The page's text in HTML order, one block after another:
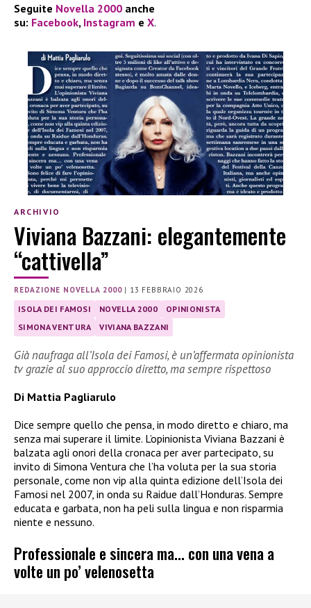
Seguite Novella 2000 anche
su: Facebook, Instagram e X.
ARCHIVIO
Viviana Bazzani: elegantemente
“cattivella”
REDAZIONE NOVELLA 2000| 13 FEBBRAIO 2026
ISOLA DEI FAMOSI NOVELLA 2000
OPINIONISTA
SIMONA VENTURA
VIVIANA BAZZANI
Già naufraga all’Isola dei Famosi, è un’affermata opinionista
tv grazie al suo approccio diretto, ma sempre rispettoso
Di Mattia Pagliarulo
Dice sempre quello che pensa, in modo diretto e chiaro, ma
senza mai superare il limite. L’opinionista Viviana Bazzani è
balzata agli onori della cronaca per aver partecipato, su
invito di Simona Ventura che l’ha voluta per la sua storia
personale, come non vip alla quinta edizione dell’Isola dei
Famosi nel 2007, in onda su Raidue dall’Honduras. Sempre
educata e garbata, non ha peli sulla lingua e non risparmia
niente e nessuno.
Professionale e sincera ma… con una vena a
volte un po’ velenosetta